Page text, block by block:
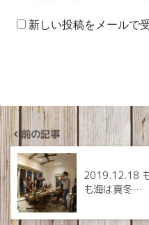
新しい投稿をメールで
前の記事
2019.12.18
も海は真冬…